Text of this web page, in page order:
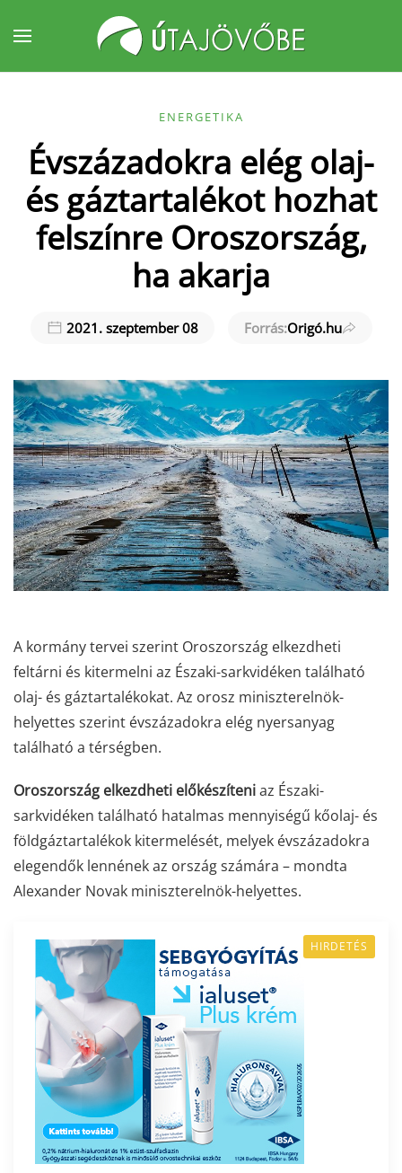
Fő tartalom átugrása
ENERGETIKA
Évszázadokra elég olaj-
és gáztartalékot hozhat
felszínre Oroszország,
ha akarja
2021. szeptember 08 Forrás:Origó.hu
A kormány tervei szerint Oroszország elkezdheti
feltárni és kitermelni az Északi-sarkvidéken található
olaj- és gáztartalékokat. Az orosz miniszterelnök-
helyettes szerint évszázadokra elég nyersanyag
található a térségben.
Oroszország elkezdheti előkészíteniaz Északi-
sarkvidéken található hatalmas mennyiségű kőolaj- és
földgáztartalékok kitermelését, melyek évszázadokra
elegendők lennének az ország számára – mondta
Alexander Novak miniszterelnök-helyettes.
HIRDETÉS